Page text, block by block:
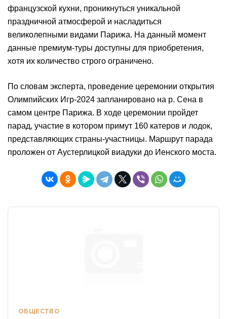
французской кухни, проникнуться уникальной
праздничной атмосферой и насладиться
великолепными видами Парижа. На данный момент
данные премиум-туры доступны для приобретения,
хотя их количество строго ограничено.
По словам эксперта, проведение церемонии открытия
Олимпийских Игр-2024 запланировано на р. Сена в
самом центре Парижа. В ходе церемонии пройдет
парад, участие в котором примут 160 катеров и лодок,
представляющих страны-участницы. Маршрут парада
проложен от Аустерлицкой виадуки до Иенского моста.
ОБЩЕСТВО